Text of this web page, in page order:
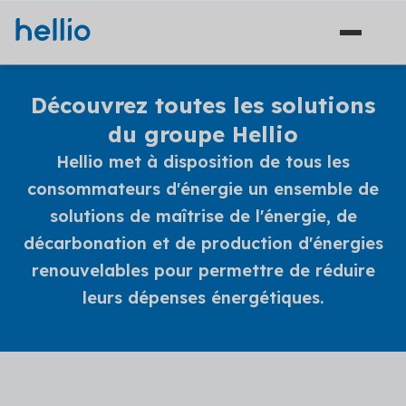
Solutions
Financement
Ingénierie
Travaux
Secteurs
Agriculture
Hellio
Découvrez Hellio
Communiqués de presse
Découvrez toutes les solutions
du groupe Hellio
Hellio met à disposition de tous les
consommateurs d'énergie un ensemble de
solutions de maîtrise de l'énergie, de
décarbonation et de production d'énergies
renouvelables pour permettre de réduire
leurs dépenses énergétiques.